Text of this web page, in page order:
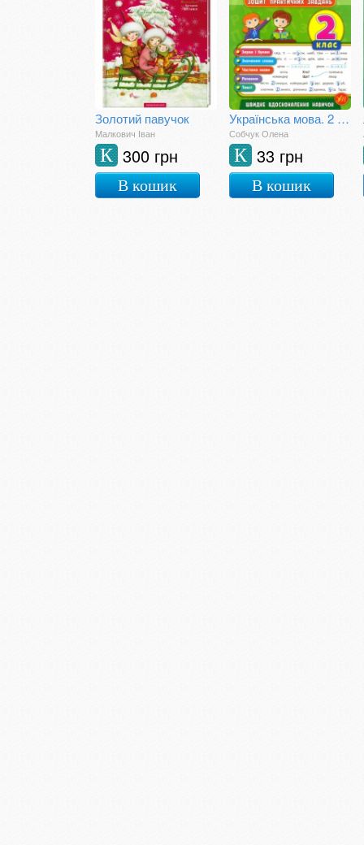
Золотий павучок
Малкович Іван
300 грн
К
В кошик
Українська мова. 2 клас. Зошит практичних занять
Собчук Олена
33 грн
К
В кошик